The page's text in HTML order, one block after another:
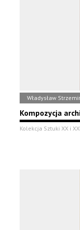
Władysław
Kompozycja
Kolekcja Sztuki XX i